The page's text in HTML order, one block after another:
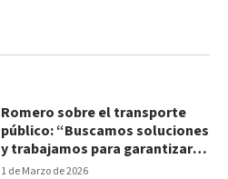
1 de Marzo de 2026
Romero sobre el transporte
público: “Buscamos soluciones
y trabajamos para garantizar el
servicio"